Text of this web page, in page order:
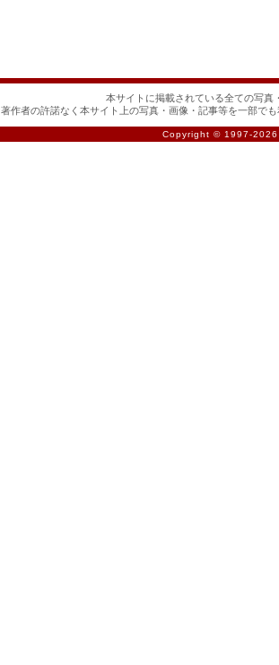
本サイトに掲載されている全ての写真
著作者の許諾なく本サイト上の写真・画像・記事等を一部で
Copyright © 1997-